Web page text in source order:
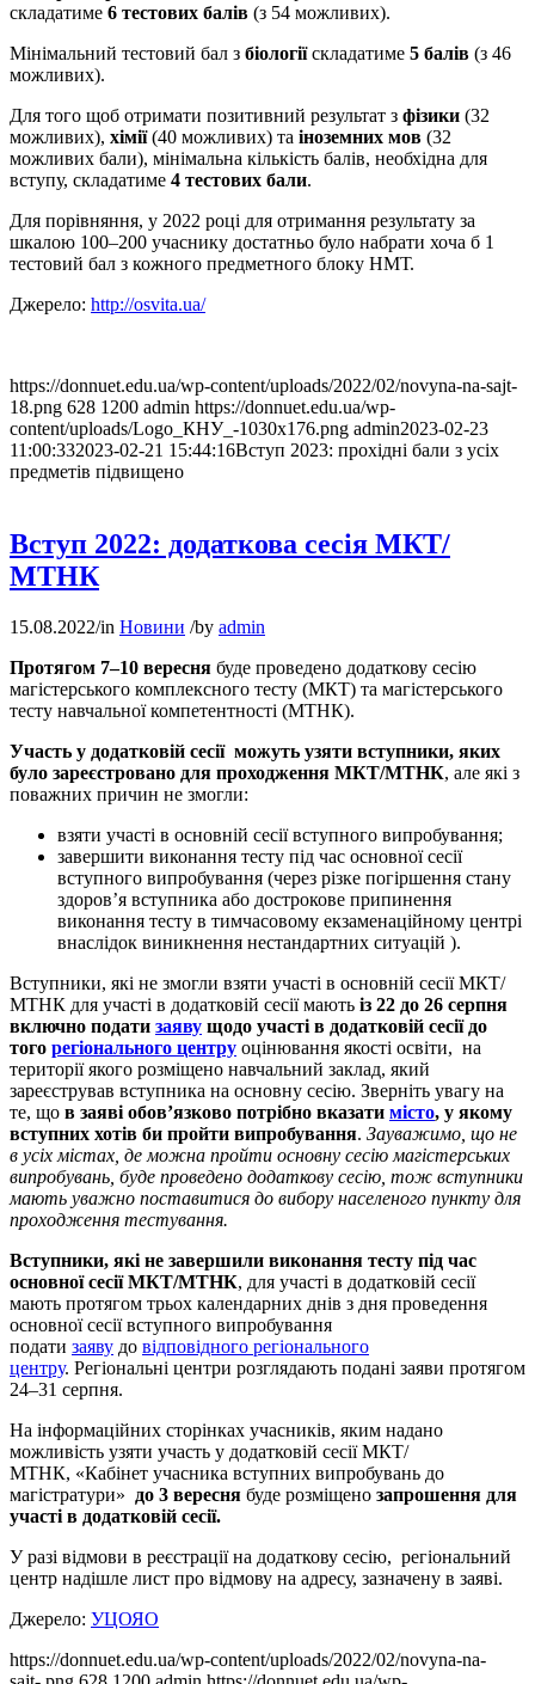
складатиме 6 тестових балів (з 54 можливих).
Мінімальний тестовий бал з біологіїскладатиме 5 балів (з 46
можливих).
Для того щоб отримати позитивний результат з фізики (32
можливих), хімії(40 можливих) та іноземних мов (32
можливих бали), мінімальна кількість балів, необхідна для
вступу, складатиме 4 тестових бали.
Для порівняння, у 2022 році для отримання результату за
шкалою 100–200 учаснику достатньо було набрати хоча б 1
тестовий бал з кожного предметного блоку НМТ.
Джерело: http://osvita.ua/
https://donnuet.edu.ua/wp-content/uploads/2022/02/novyna-na-sajt-
18.png 628 1200 admin https://donnuet.edu.ua/wp-
content/uploads/Logo_КНУ_-1030x176.png admin2023-02-23
11:00:332023-02-21 15:44:16Вступ 2023: прохідні бали з усіх
предметів підвищено
Вступ 2022: додаткова сесія МКТ/
МТНК
15.08.2022/in Новини /by admin
Протягом 7–10 вересня буде проведено додаткову сесію
магістерського комплексного тесту (МКТ) та магістерського
тесту навчальної компетентності (МТНК).
Участь у додатковій сесії можуть узяти вступники, яких
було зареєстровано для проходження МКТ/МТНК, але які з
поважних причин не змогли:
взяти участі в основній сесії вступного випробування;
завершити виконання тесту під час основної сесії
вступного випробування (через різке погіршення стану
здоров’я вступника або дострокове припинення
виконання тесту в тимчасовому екзаменаційному центрі
внаслідок виникнення нестандартних ситуацій ).
Вступники, які не змогли взяти участі в основній сесії МКТ/
МТНК для участі в додатковій сесії мають із 22 до 26 серпня
включно подати заяву щодо участі в додатковій сесії до
того регіонального центру оцінювання якості освіти, на
території якого розміщено навчальний заклад, який
зареєстрував вступника на основну сесію. Зверніть увагу на
те, що в заяві обов’язково потрібно вказати місто, у якому
вступних хотів би пройти випробування. Зауважимо, що не
в усіх містах, де можна пройти основну сесію магістерських
випробувань, буде проведено додаткову сесію, тож вступники
мають уважно поставитися до вибору населеного пункту для
проходження тестування.
Вступники, які не завершили виконання тесту під час
основної сесії МКТ/МТНК, для участі в додатковій сесії
мають протягом трьох календарних днів з дня проведення
основної сесії вступного випробування
подати заяву до відповідного регіонального
центру. Регіональні центри розглядають подані заяви протягом
24–31 серпня.
На інформаційних сторінках учасників, яким надано
можливість узяти участь у додатковій сесії МКТ/
МТНК, «Кабінет учасника вступних випробувань до
магістратури» до 3 вересня буде розміщено запрошення для
участі в додатковій сесії.
У разі відмови в реєстрації на додаткову сесію, регіональний
центр надішле лист про відмову на адресу, зазначену в заяві.
Джерело: УЦОЯО
https://donnuet.edu.ua/wp-content/uploads/2022/02/novyna-na-